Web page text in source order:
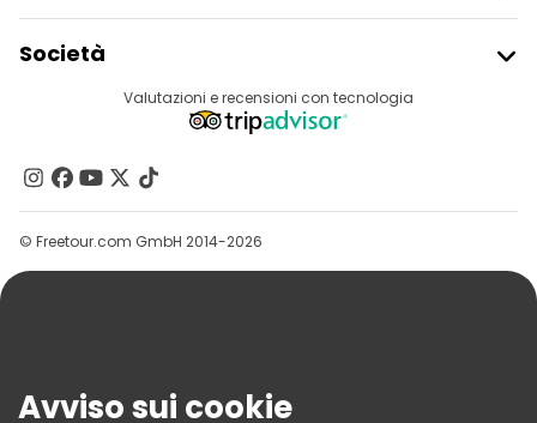
Accesso Del Fornitore
Programma Di Affiliazione
Società
Destinazioni
Contattaci
Gruppi
Aiuto
Termini E Condizioni
Valutazioni e recensioni con tecnologia
© Freetour.com GmbH 2014-2026
Avviso sui cookie